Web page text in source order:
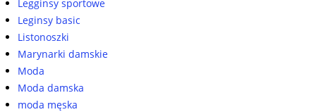
Legginsy sportowe
Leginsy basic
Listonoszki
Marynarki damskie
Moda
Moda damska
moda męska